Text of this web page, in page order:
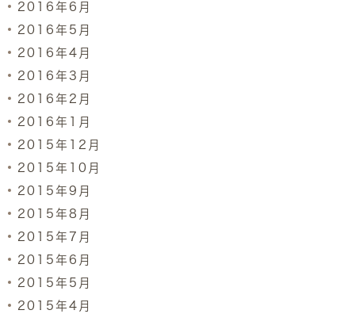
2016年6月
2016年5月
2016年4月
2016年3月
2016年2月
2016年1月
2015年12月
2015年10月
2015年9月
2015年8月
2015年7月
2015年6月
2015年5月
2015年4月